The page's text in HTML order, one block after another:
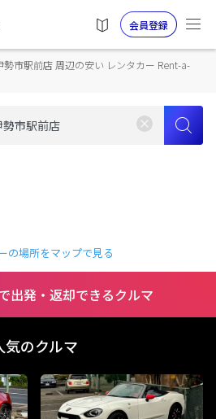
会員登録
市駅前店 周辺の安い レンタカー Rent-a-
の場所をマップで見る
出発・返却できるクルマ
気のクルマ